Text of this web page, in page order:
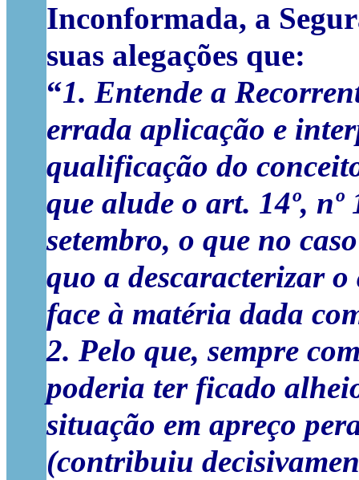
Inconformada, a
suas alegações que:
“1. Entende a
errada aplicação e
qualificação do
que alude o art. 14º,
setembro, o que no
quo a descaracterizar o
face à matéria dada
2. Pelo que, sempre
poderia ter ficado
situação em apreço
(contribuiu